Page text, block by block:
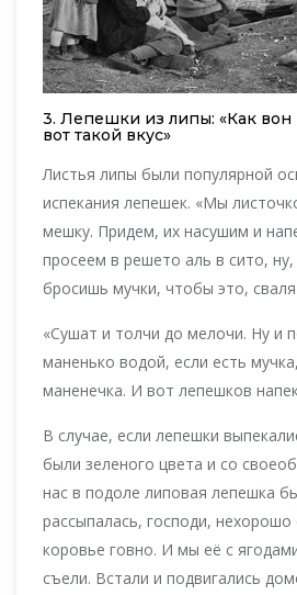
3. Лепешки из липы: «Как вон
вот такой вкус»
Листья липы были популярной
испекания лепешек. «Мы
мешку. Придем, их насушим и
просеем в решето аль в сито, ну,
бросишь мучки, чтобы это,
«Сушат и толчи до мелочи. Ну и
маненько водой, если есть
маненечка. И вот лепешков
В случае, если лепешки
были зеленого цвета и со
нас в подоле липовая лепешка
рассыпалась, господи, нехорошо
коровье говно. И мы её с
съели. Встали и подвигались